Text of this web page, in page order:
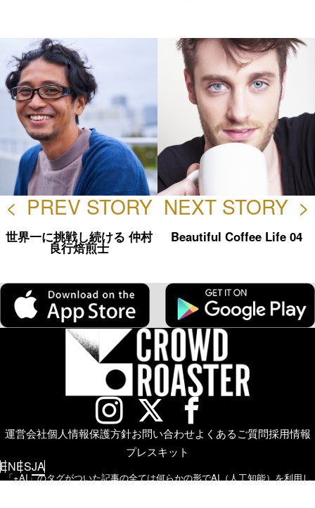
ok
< PREV STORY
世界一に挑戦し続ける 仲村
良行焙煎士
NEXT STORY >
Beautiful Coffee Life 04
運営会社個人情報保護方針お問い合わせよくあるご質問採用情報
プレスキット
ENESJA
「+AI」のタグがついた記事の全ては何らかの形でAI（人工知能）を利用し